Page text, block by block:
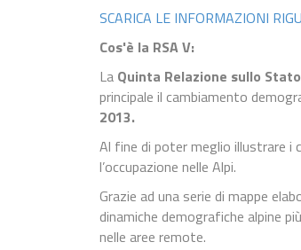
SCARICA LE INFORMAZIONI
Cos'è la RSA V:
La Quinta Relazione sullo
principale il cambiamento
2013.
Al fine di poter meglio illustrare i
l’occupazione nelle Alpi.
Grazie ad una serie di mappe
dinamiche demografiche alpine
nelle aree remote.